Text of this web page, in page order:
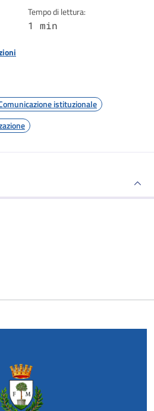
Tempo di lettura:
1 min
istituzionale